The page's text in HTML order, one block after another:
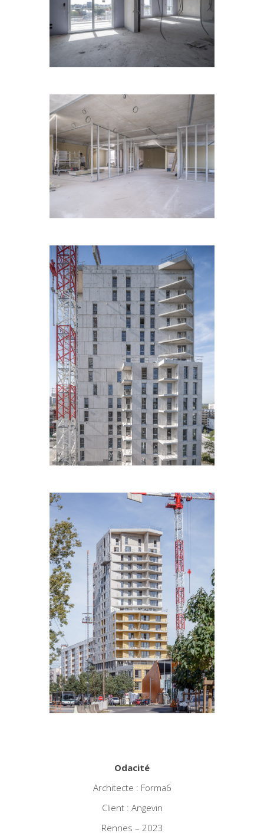
Odacité
Architecte : Forma6
Client : Angevin
Rennes – 2023